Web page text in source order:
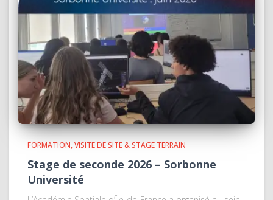
FORMATION VISITE DE SITE & STAGE TERRAIN
Stage de seconde 2026 – Sorbonne
Université